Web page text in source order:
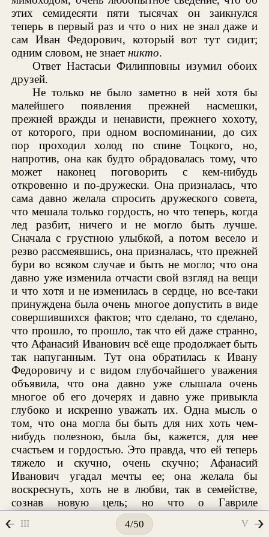
этих семидесяти пяти тысячах он заикнулся
теперь в первый раз и что о них не знал даже и
сам Иван Федорович, который вот тут сидит;
одним словом, не знаетникто.
Ответ Настасьи Филипповны изумил обоих
друзей.
Не только не было заметно в ней хотя бы
малейшего появления прежней насмешки,
прежней вражды и ненависти, прежнего хохоту,
от которого, при одном воспоминании, до сих
пор проходил холод по спине Тоцкого, но,
напротив, она как будто обрадовалась тому, что
может наконец поговорить с кем-нибудь
откровенно и по-дружески. Она призналась, что
сама давно желала спросить дружеского совета,
что мешала только гордость, но что теперь, когда
лед разбит, ничего и не могло быть лучше.
Сначала с грустною улыбкой, а потом весело и
резво рассмеявшись, она призналась, что прежней
бури во всяком случае и быть не могло; что она
давно уже изменила отчасти свой взгляд на вещи
и что хотя и не изменилась в сердце, но все-таки
принуждена была очень многое допустить в виде
совершившихся фактов; что сделано, то сделано,
что прошло, то прошло, так что ей даже странно,
что Афанасий Иванович всё еще продолжает быть
так напуганным. Тут она обратилась к Ивану
Федоровичу и с видом глубочайшего уважения
объявила, что она давно уже слышала очень
многое об его дочерях и давно уже привыкла
глубоко и искренно уважать их. Одна мысль о
том, что она могла бы быть для них хоть чем-
нибудь полезною, была бы, кажется, для нее
счастьем и гордостью. Это правда, что ей теперь
тяжело и скучно, очень скучно; Афанасий
Иванович угадал мечты ее; она желала бы
воскреснуть, хоть не в любви, так в семействе,
сознав новую цель; но что о Гавриле
Ардалионовиче она почти ничего не может
сказать. Кажется, правда, что он ее любит; она
III 4/50 V